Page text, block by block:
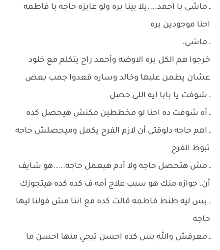
ـ ماشى يا احمد....يلا بينا بره ولو عايزه حاجه يا فاطمه
احنا موجودين بره
ـ ماشى.
خرجوا هم الكل بره الاوضه وأحمد راح يتكلم مع خلود
عشان يطمن عليها وخالد وساره قعدوا جمب بعض
ـ شوفت يا بابا ايه اللى حصل
ـ آه شوفت ده احنا لو مخططين مكنش هيحصل كده
ـ اهم حاجه دلوقتى أن لازم الفرح يكمل وميحصلش حاجه
تبوظ الفرح
ـ مش هتحصل حاجه ولا آدم هيعمل حاجه.....هو شايف
أن. جوازه منك هو سبب علاج أمه ف كده كده هيتجوزك
ـ بس ليه طنط فاطمه قالت كده مع اننا مش قولنا ليها
حاجه
ـ معرفش والله بس كده احسن تيجي منها احسن ما